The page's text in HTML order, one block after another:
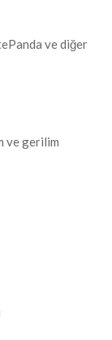
ve diğer
ve gerilim